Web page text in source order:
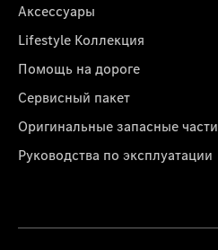
Аксессуары
Lifestyle Коллекция
Помощь на дороге
Сервисный пакет
Оригинальные запасные части
Руководства по эксплуатации